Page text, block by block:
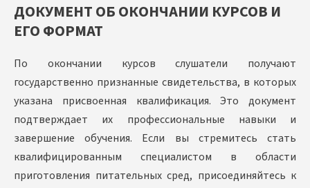
ДОКУМЕНТ ОБ ОКОНЧАНИИ КУРСОВ И
ЕГО ФОРМАТ
По окончании курсов слушатели получают
государственно признанные свидетельства, в которых
указана присвоенная квалификация. Это документ
подтверждает их профессиональные навыки и
завершение обучения. Если вы стремитесь стать
квалифицированным специалистом в области
приготовления питательных сред, присоединяйтесь к